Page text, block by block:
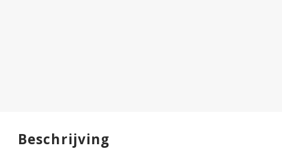
Beschrijving